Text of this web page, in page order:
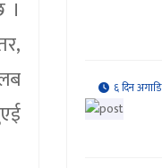
।
६ दिन अगाडि